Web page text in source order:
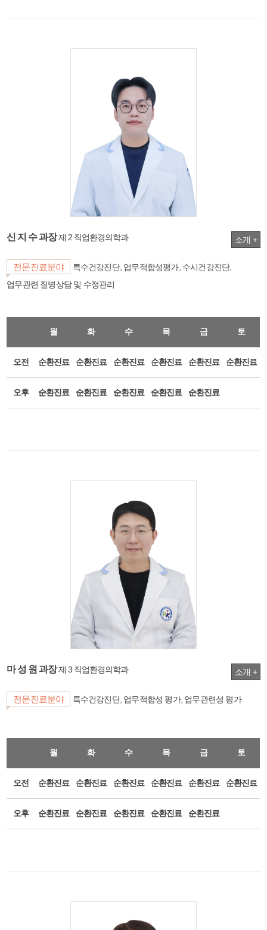
신 지 수 과장제 2 직업환경의학과 소개 +
전문진료분야
특수건강진단, 업무적합성평가, 수시건강진단,
업무관련 질병상담 및 수정관리
월 화 수 목 금 토
오전 순환진료 순환진료 순환진료 순환진료 순환진료 순환진료
오후 순환진료 순환진료 순환진료 순환진료 순환진료
마 성 원 과장제 3 직업환경의학과 소개 +
전문진료분야 특수건강진단, 업무적합성 평가, 업무관련성 평가
월 화 수 목 금 토
오전 순환진료 순환진료 순환진료 순환진료 순환진료 순환진료
오후 순환진료 순환진료 순환진료 순환진료 순환진료